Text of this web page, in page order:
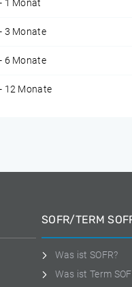
1 Monat
3 Monate
6 Monate
12 Monate
SOFR/TERM
Was ist SOFR?
Was ist Term